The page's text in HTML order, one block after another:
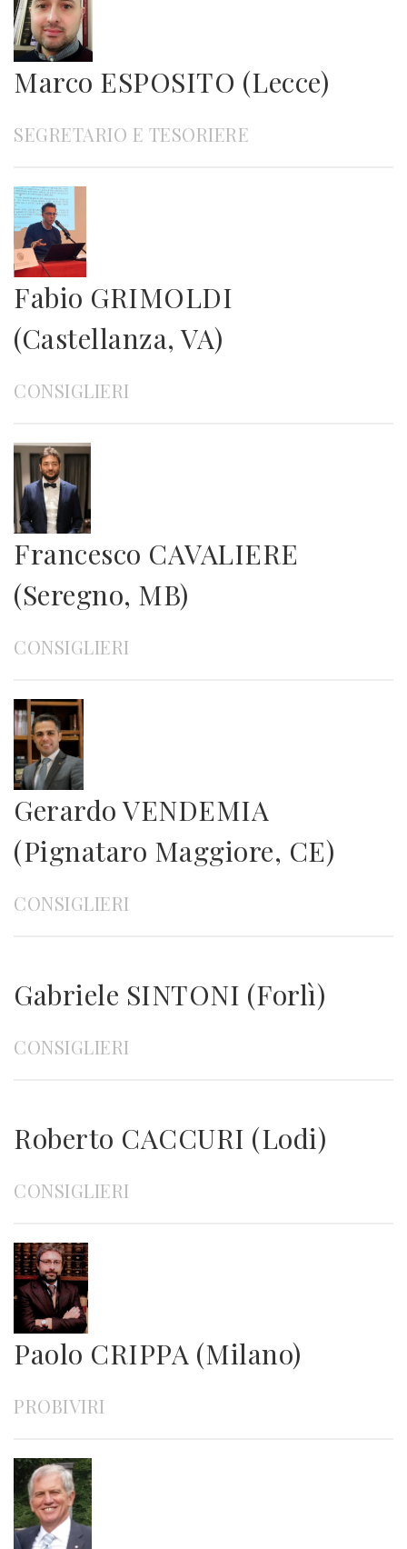
Marco ESPOSITO (Lecce)
SEGRETARIO E TESORIERE
Fabio GRIMOLDI
(Castellanza, VA)
CONSIGLIERI
Francesco CAVALIERE
(Seregno, MB)
CONSIGLIERI
Gerardo VENDEMIA
(Pignataro Maggiore, CE)
CONSIGLIERI
Gabriele SINTONI (Forlì)
CONSIGLIERI
Roberto CACCURI (Lodi)
CONSIGLIERI
Paolo CRIPPA (Milano)
PROBIVIRI